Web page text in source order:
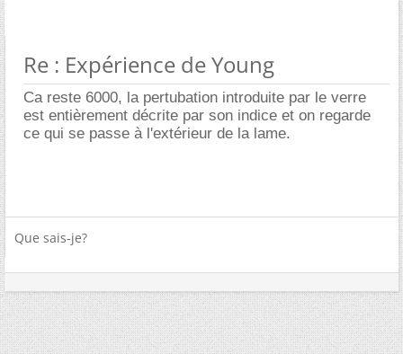
Re : Expérience de Young
Ca reste 6000, la pertubation introduite par le verre
est entièrement décrite par son indice et on regarde
ce qui se passe à l'extérieur de la lame.
Que sais-je?